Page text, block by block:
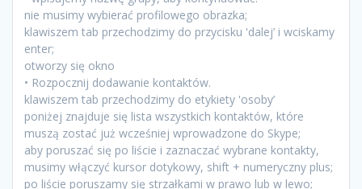
nie musimy wybierać profilowego obrazka;
klawiszem tab przechodzimy do przycisku 'dalej’ i wciskamy
enter;
otworzy się okno
• Rozpocznij dodawanie kontaktów.
klawiszem tab przechodzimy do etykiety 'osoby’
poniżej znajduje się lista wszystkich kontaktów, które
muszą zostać już wcześniej wprowadzone do Skype;
aby poruszać się po liście i zaznaczać wybrane kontakty,
musimy włączyć kursor dotykowy, shift + numeryczny plus;
po liście poruszamy się strzałkami w prawo lub w lewo;